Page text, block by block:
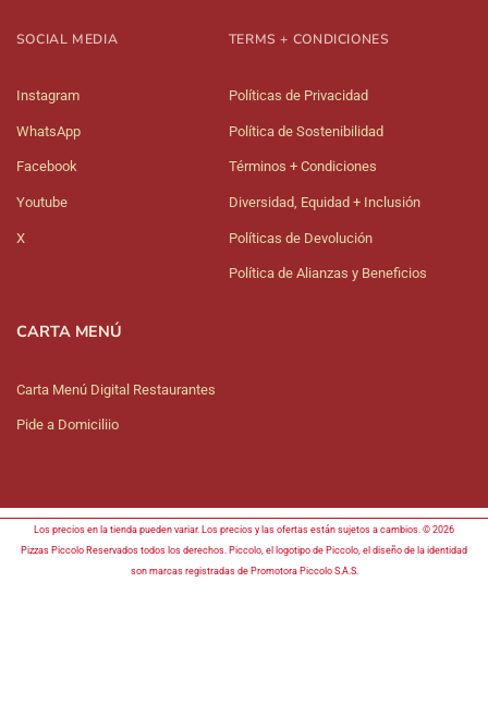
SOCIAL MEDIA
Instagram
WhatsApp
Facebook
Youtube
X
TERMS + CONDICIONES
Políticas de Privacidad
Política de Sostenibilidad
Términos + Condiciones
Diversidad, Equidad + Inclusión
Políticas de Devolución
Política de Alianzas y Beneficios
CARTA MENÚ
Carta Menú Digital Restaurantes
Pide a Domiciliio
Los precios en la tienda pueden variar. Los precios y las ofertas están sujetos a cambios. © 2026
Pizzas Piccolo Reservados todos los derechos. Piccolo, el logotipo de Piccolo, el diseño de la identidad
son marcas registradas de Promotora Piccolo S.A.S.